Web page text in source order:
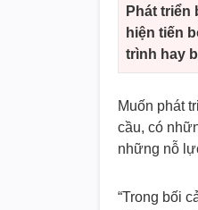
Phát
hiện tiến
trình hay
Muốn phát
cầu, có
những nỗ
“Trong bối